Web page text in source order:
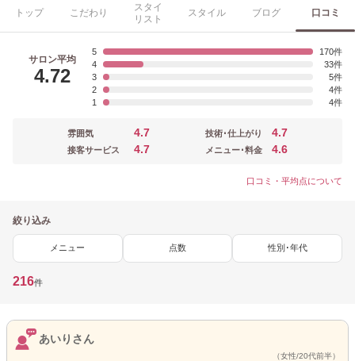
トップ こだわり
スタイ
リスト
スタイル ブログ 口コミ
サロン平均
4.72
5
170
4
33
3
5
2
4
1
4
雰囲気 4.7
接客サービス 4.7
技術･仕上がり 4.7
メニュー･料金 4.6
口コミ・平均点について
絞り込み
メニュー 点数 性別･年代
216件
あいりさん
（女性/20代前半）